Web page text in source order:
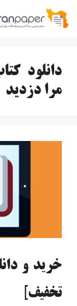
پرش
دانلود
مرا دزدید
تخفیف]